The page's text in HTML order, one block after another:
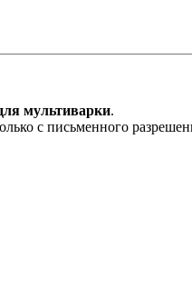
мультиварки.
с письменного